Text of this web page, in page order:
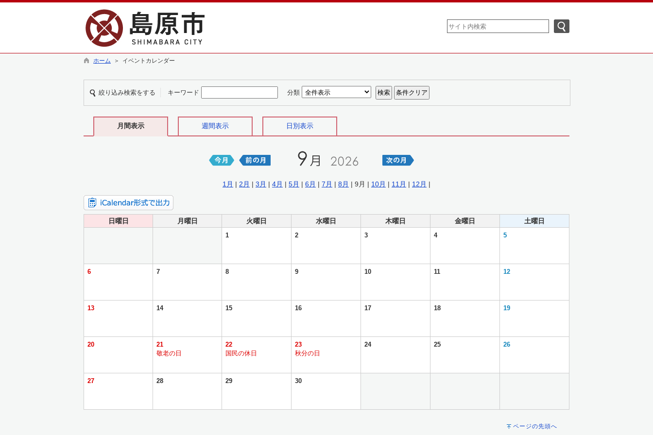
ホーム ＞ イベントカレンダー
絞り込み検索をする キーワード 分類
月間表示 週間表示 日別表示
1月 | 2月 | 3月 | 4月 | 5月 | 6月 | 7月 | 8月 | 9月 | 10月 | 11月 | 12月 |
日曜日 月曜日 火曜日 水曜日 木曜日 金曜日 土曜日
1 2 3 4 5
6 7 8 9 10 11 12
13 14 15 16 17 18 19
20
21
敬老の日
22
国民の休日
23
秋分の日
24 25 26
27 28 29 30
ページの先頭へ